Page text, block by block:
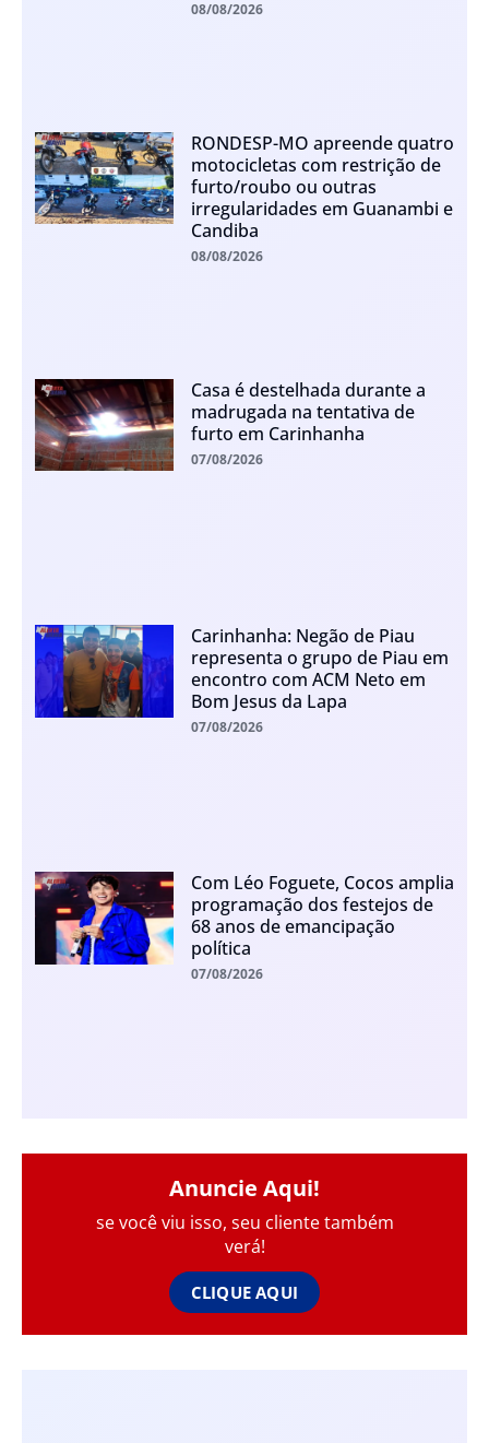
08/08/2026
RONDESP-MO apreende quatro
motocicletas com restrição de
furto/roubo ou outras
irregularidades em Guanambi e
Candiba
08/08/2026
Casa é destelhada durante a
madrugada na tentativa de
furto em Carinhanha
07/08/2026
Carinhanha: Negão de Piau
representa o grupo de Piau em
encontro com ACM Neto em
Bom Jesus da Lapa
07/08/2026
Com Léo Foguete, Cocos amplia
programação dos festejos de
68 anos de emancipação
política
07/08/2026
Anuncie Aqui!
se você viu isso, seu cliente também
verá!
CLIQUE AQUI